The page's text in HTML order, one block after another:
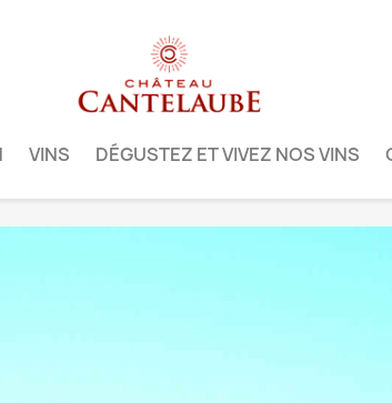
VINS DÉGUSTEZ ET VIVEZ NOS VINS